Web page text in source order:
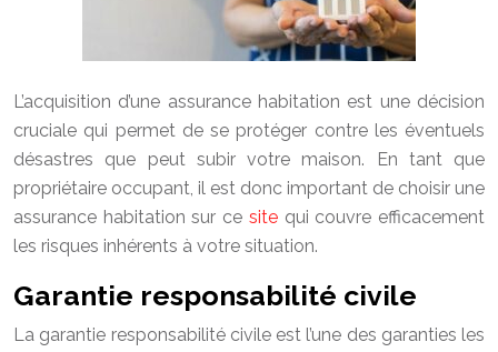
L’acquisition d’une assurance habitation est une décision
cruciale qui permet de se protéger contre les éventuels
désastres que peut subir votre maison. En tant que
propriétaire occupant, il est donc important de choisir une
assurance habitation sur ce sitequi couvre efficacement
les risques inhérents à votre situation.
Garantie responsabilité civile
La garantie responsabilité civile est l’une des garanties les